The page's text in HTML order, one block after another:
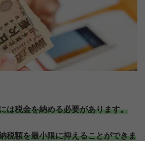
は税金を納める必要があります。
税額を最小限に抑えることができま